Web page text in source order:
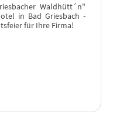
Waldhütt´n"
in Bad Griesbach -
für Ihre Firma!